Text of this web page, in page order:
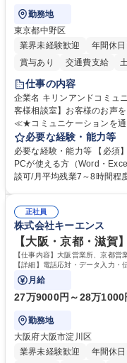
勤務地
東京都中野区
業界未経験歓迎
年間休
賞与あり
交通費支給
仕事の内容
企業名 キリンアンドコミュニケーショ
客様相談室】お客様のお声をもと
≪★コミュニケーションを
お客様のお声をより良い商
様相談室でのお仕事です。 日々お客様からいただくキリングループへのご
意見を、企業活動に活かし
って対応、情報提供すると
平均100件前後■メール・手紙：同上40件前後
相談室】お客様のお声をも
必要な経験・能力等
必要な経験・能力等 【必須
PCが使える方（Word・
談可/月平均残業7～8時間程度 【入社後の研修】着任から1か月は電話
すのでご安心ください。 【
う会社として、お客様との
を込めてコミュニケーショ
す。 学歴・資格 学歴：大学院 大学 高専 短大 専修学校 高校 語学力： 資
格：
正社員
株式会社キーエンス
【大阪・京都・滋
【仕事内容】大阪営業所、京都営
【詳細】電話応対・データ入力・
で発生する事務業務や業務改善を
月給
27万9000円～28万1000
勤務地
大阪府大阪市淀川区
業界未経験歓迎
年間休